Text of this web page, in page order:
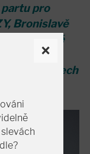
pro
Bronislavě
kavárně
Vinohradech
×